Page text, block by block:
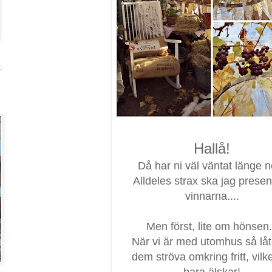
Hallå!
Då har ni väl väntat länge
Alldeles strax ska jag
vinnarna....
Men först, lite om
När vi är med utomhus så
dem ströva omkring fritt,